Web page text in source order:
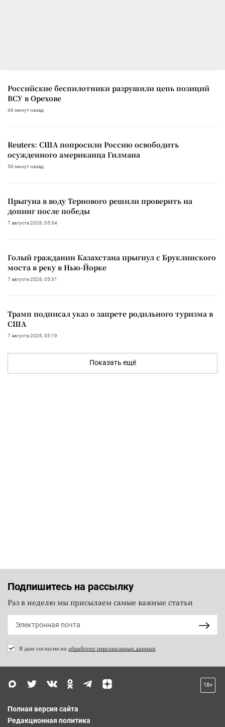
Российские беспилотники разрушили цепь позиций
ВСУ в Орехове
46 минут назад
Reuters: США попросили Россию освободить
осужденного американца Гилмана
50 минут назад
Прыгуна в воду Тернового решили проверить на
допинг после победы
7 августа 2026, 05:34
Голый гражданин Казахстана прыгнул с Бруклинского
моста в реку в Нью-Йорке
7 августа 2026, 05:31
Трамп подписал указ о запрете родильного туризма в
США
7 августа 2026, 05:19
Показать ещё
Подпишитесь на рассылку
Раз в неделю мы присылаем самые важные статьи
Я даю согласие на обработку персональных данных
18+
Полная версия сайта
Редакционная политика